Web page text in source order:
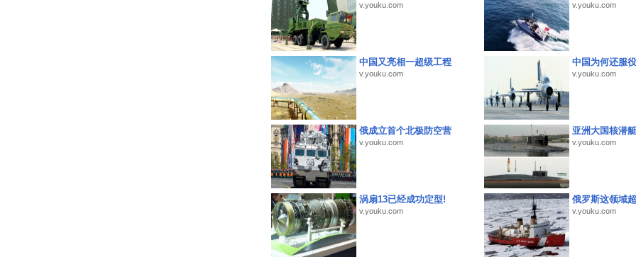
v.youku.com v.youku.com
中国又亮相一超级工程
v.youku.com
中国为何还服
v.youku.com
俄成立首个北极防空营
v.youku.com
亚洲大国核潜
v.youku.com
涡扇13已经成功定型!
v.youku.com
俄罗斯这领域
v.youku.com